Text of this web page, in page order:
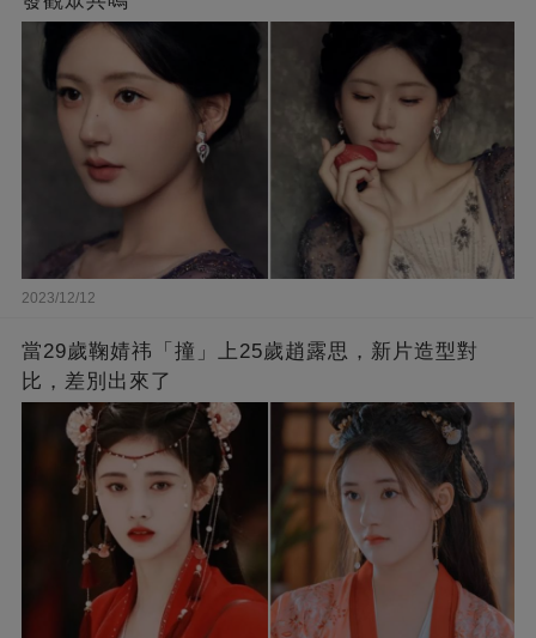
2023/12/12
當29歲鞠婧祎「撞」上25歲趙露思，新片造型對
比，差別出來了